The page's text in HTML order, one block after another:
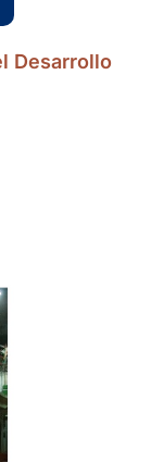
Desarrollo